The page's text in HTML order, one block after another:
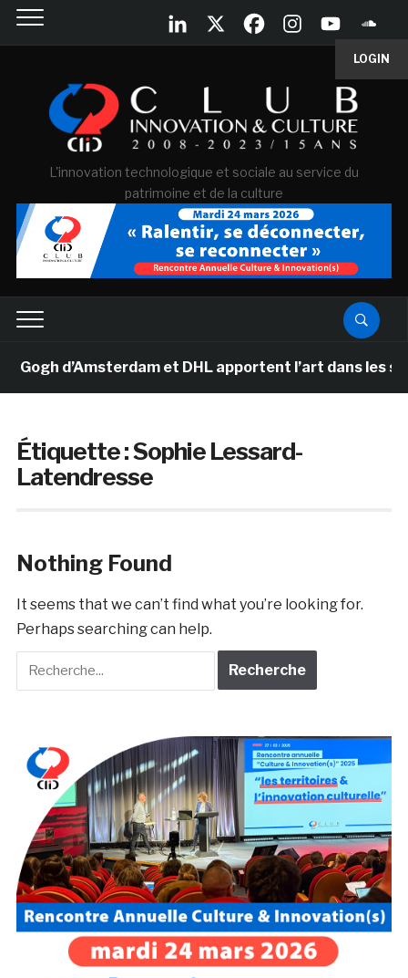
LOGIN
L'innovation technologique et sociale au service du
patrimoine et de la culture
d’Amsterdam et DHL apportent l’art dans les
Étiquette :Sophie Lessard-
Latendresse
Nothing Found
It seems that we can’t find what you’re looking for.
Perhaps searching can help.